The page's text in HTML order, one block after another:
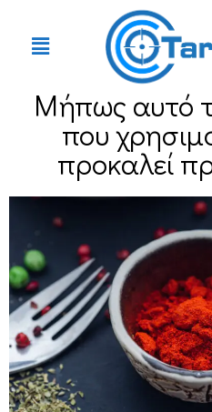
Μήπως αυτό
που
προκαλεί